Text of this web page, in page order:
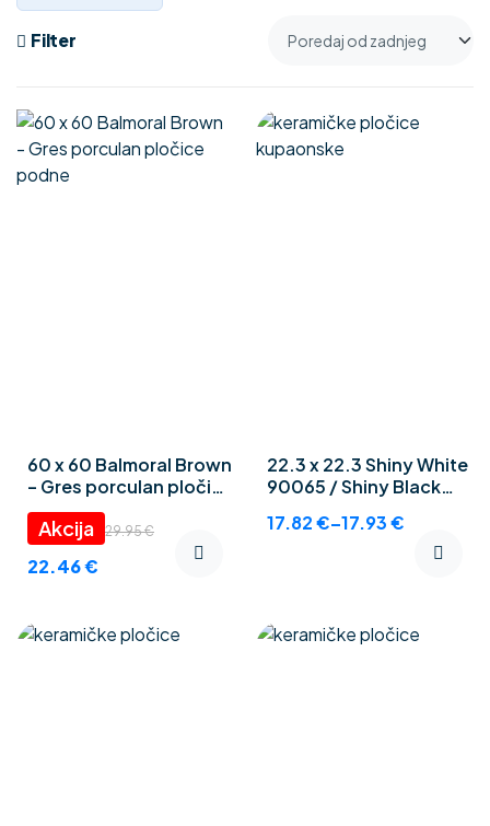
Filter
60 x 60 Balmoral Brown
– Gres porculan pločice
podne
29.95€
22.46€
22.3 x 22.3 Shiny White
90065 / Shiny Black
kupaonske pločice
17.82€–17.93€